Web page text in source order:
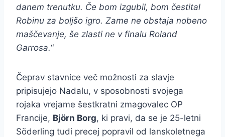
danem trenutku. Če bom izgubil, bom čestital
Robinu za boljšo igro. Zame ne obstaja nobeno
maščevanje, še zlasti ne v finalu Roland
Garrosa.“
Čeprav stavnice več možnosti za slavje
pripisujejo Nadalu, v sposobnosti svojega
rojaka vrejame šestkratni zmagovalec OP
Francije, Björn Borg, ki pravi, da se je 25-letni
Söderling tudi precej popravil od lanskoletnega